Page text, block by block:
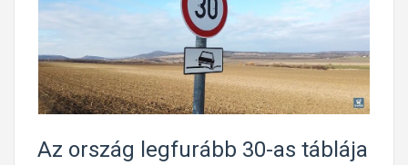
,
a
e
z
a
í
g
y
p
a
Az ország legfurább 30-as táblája